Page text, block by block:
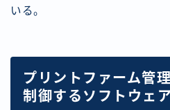
いる。
プリントファーム管
制御するソフトウェア